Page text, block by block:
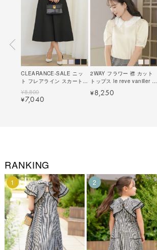
CLEARANCE-SALE ニッ
ト フレアライン スカート
le reve vaniller 全4色｜
lvn611-2178【1】
¥8,800
¥7,040
2WAY フラワー 襟 カット
トップス le reve vaniller 全
3色｜lvn521-2231【2】
¥8,250
RANKING
1 2